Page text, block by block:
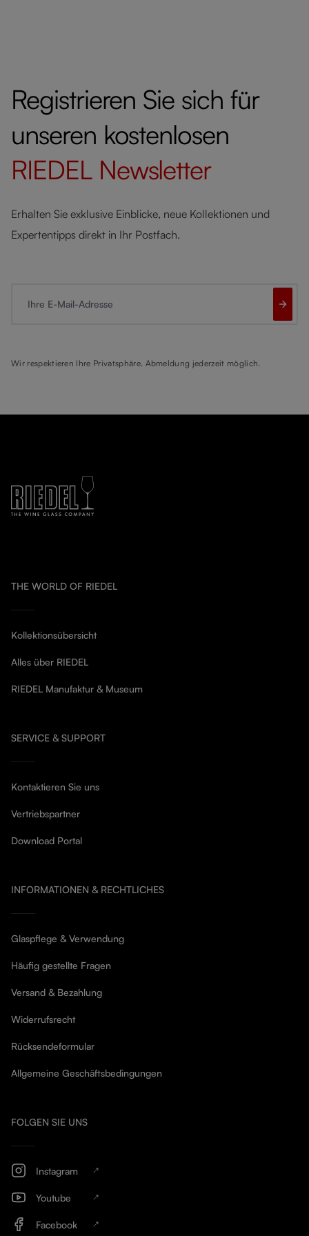
Registrieren Sie sich für
unseren kostenlosen
RIEDEL Newsletter
Erhalten Sie exklusive Einblicke, neue Kollektionen und
Expertentipps direkt in Ihr Postfach.
Wir respektieren Ihre Privatsphäre. Abmeldung jederzeit möglich.
THE WORLD OF RIEDEL
Kollektionsübersicht
Alles über RIEDEL
RIEDEL Manufaktur & Museum
SERVICE & SUPPORT
Kontaktieren Sie uns
Vertriebspartner
Download Portal
INFORMATIONEN & RECHTLICHES
Glaspflege & Verwendung
Häufig gestellte Fragen
Versand & Bezahlung
Widerrufsrecht
Rücksendeformular
Allgemeine Geschäftsbedingungen
FOLGEN SIE UNS
Instagram
Youtube
Facebook